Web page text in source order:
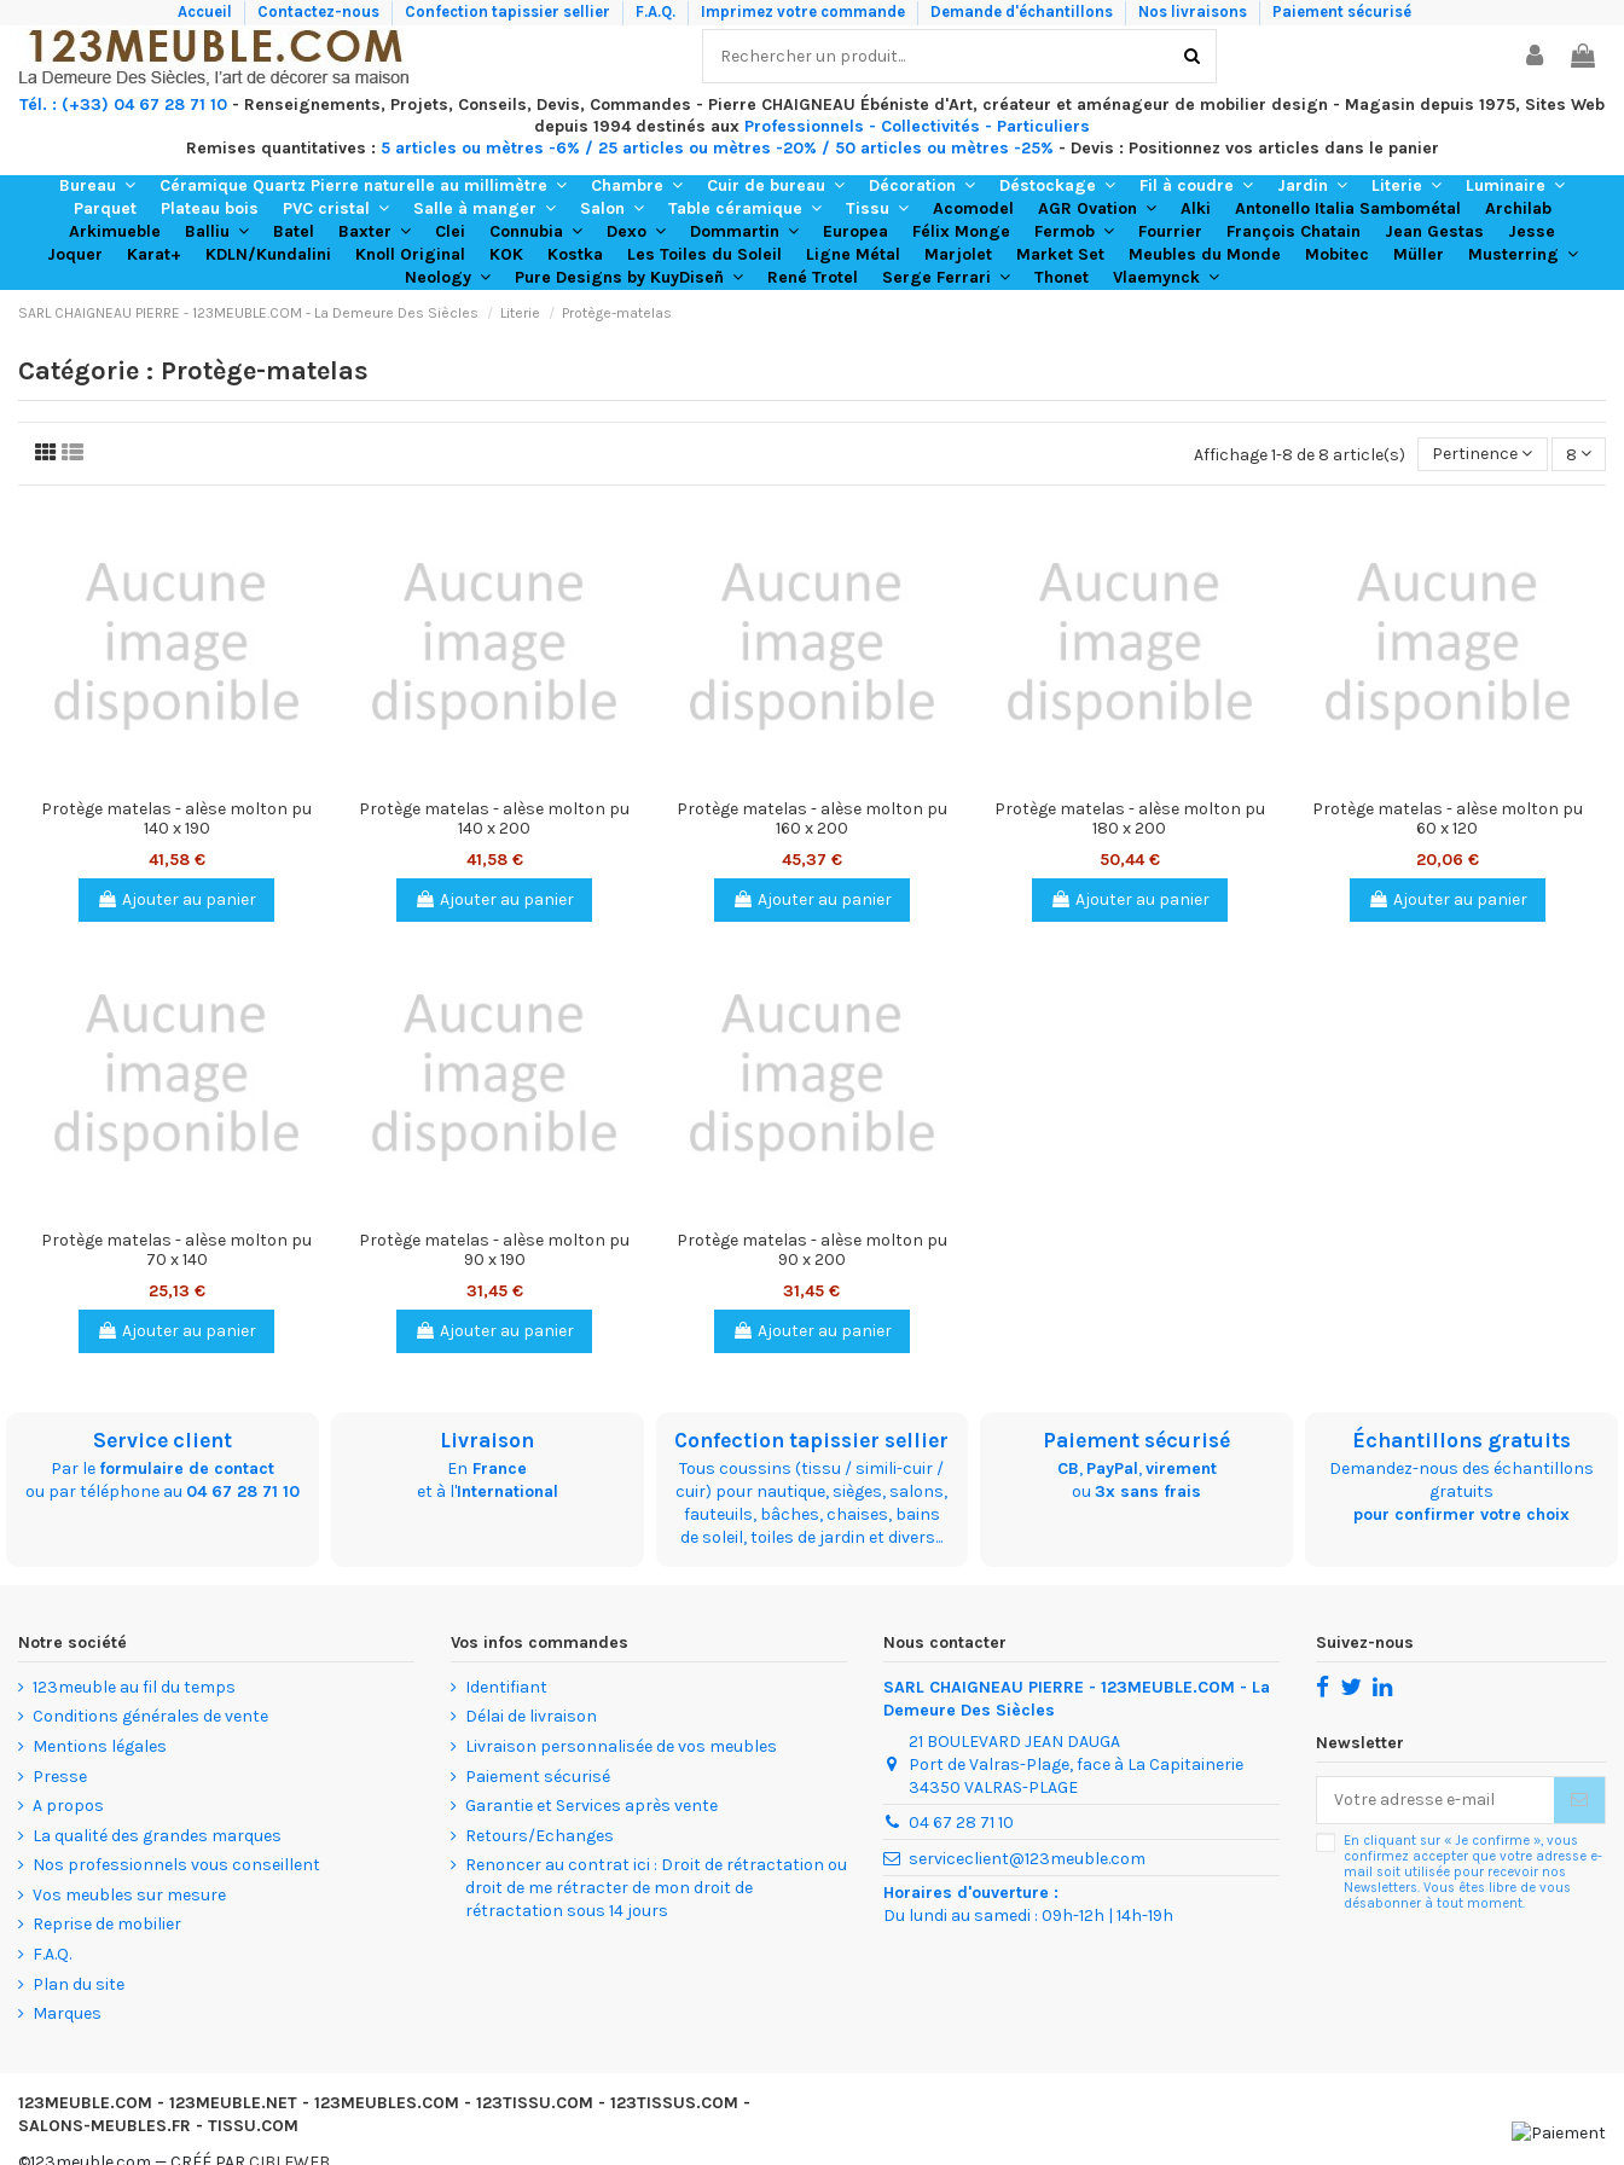
Accueil Contactez-nous Confection tapissier sellier F.A.Q. Imprimez votre commande Demande d'échantillons Nos livraisons Paiement sécurisé
Tél. : (+33) 04 67 28 71 10 - Renseignements, Projets, Conseils, Devis, Commandes - Pierre CHAIGNEAU Ébéniste d'Art, créateur et aménageur de mobilier design - Magasin depuis 1975, Sites Web
depuis 1994 destinés aux Professionnels - Collectivités - Particuliers
Remises quantitatives : 5 articles ou mètres -6% / 25 articles ou mètres -20% / 50 articles ou mètres -25% - Devis : Positionnez vos articles dans le panier
Bureau
Céramique Quartz Pierre naturelle au millimètre Chambre Cuir de bureau Décoration Déstockage Fil à coudre Jardin Literie
Luminaire
Parquet
Plateau bois PVC cristal Salle à manger Salon Table céramique Tissu Acomodel AGR Ovation Alki Antonello Italia Sambométal
Archilab
Arkimueble
Balliu Batel Baxter Clei Connubia Dexo Dommartin Europea Félix Monge Fermob Fourrier François Chatain Jean Gestas
Jesse
Joquer
Karat+ KDLN/Kundalini Knoll Original KOK Kostka Les Toiles du Soleil Ligne Métal Marjolet Market Set Meubles du Monde Mobitec Müller
Musterring
Neology
Pure Designs by KuyDiseñ René Trotel Serge Ferrari Thonet Vlaemynck
SARL CHAIGNEAU PIERRE - 123MEUBLE.COM - La Demeure Des Siècles Literie Protège-matelas
Catégorie : Protège-matelas
Affichage 1-8 de 8 article(s) Pertinence 8
Protège matelas - alèse molton pu
140 x 190
41,58 €
Ajouter au panier
Protège matelas - alèse molton pu
140 x 200
41,58 €
Ajouter au panier
Protège matelas - alèse molton pu
160 x 200
45,37 €
Ajouter au panier
Protège matelas - alèse molton pu
180 x 200
50,44 €
Ajouter au panier
Protège matelas - alèse molton pu
60 x 120
20,06 €
Ajouter au panier
Protège matelas - alèse molton pu
70 x 140
25,13 €
Ajouter au panier
Protège matelas - alèse molton pu
90 x 190
31,45 €
Ajouter au panier
Protège matelas - alèse molton pu
90 x 200
31,45 €
Ajouter au panier
Service client
Par le formulaire de contact
ou par téléphone au 04 67 28 71 10
Livraison
En France
et à l'International
Confection tapissier sellier
Tous coussins (tissu / simili-cuir /
cuir) pour nautique, sièges, salons,
fauteuils, bâches, chaises, bains
de soleil, toiles de jardin et divers...
Paiement sécurisé
CB, PayPal,virement
ou3x sans frais
Échantillons gratuits
Demandez-nous des échantillons
gratuits
pour confirmer votre choix
Notre société
123meuble au fil du temps
Conditions générales de vente
Mentions légales
Presse
A propos
La qualité des grandes marques
Nos professionnels vous conseillent
Vos meubles sur mesure
Reprise de mobilier
F.A.Q.
Plan du site
Marques
Vos infos commandes
Identifiant
Délai de livraison
Livraison personnalisée de vos meubles
Paiement sécurisé
Garantie et Services après vente
Retours/Echanges
Renoncer au contrat ici : Droit de rétractation ou
droit de me rétracter de mon droit de
rétractation sous 14 jours
Nous contacter
SARL CHAIGNEAU PIERRE - 123MEUBLE.COM - La
Demeure Des Siècles
21 BOULEVARD JEAN DAUGA
Port de Valras-Plage, face à La Capitainerie
34350 VALRAS-PLAGE
04 67 28 71 10
serviceclient@123meuble.com
Horaires d'ouverture :
Du lundi au samedi : 09h-12h | 14h-19h
Suivez-nous
Newsletter
En cliquant sur « Je confirme », vous
confirmez accepter que votre adresse e-
mail soit utilisée pour recevoir nos
Newsletters. Vous êtes libre de vous
désabonner à tout moment.
123MEUBLE.COM - 123MEUBLE.NET - 123MEUBLES.COM - 123TISSU.COM - 123TISSUS.COM -
SALONS-MEUBLES.FR - TISSU.COM